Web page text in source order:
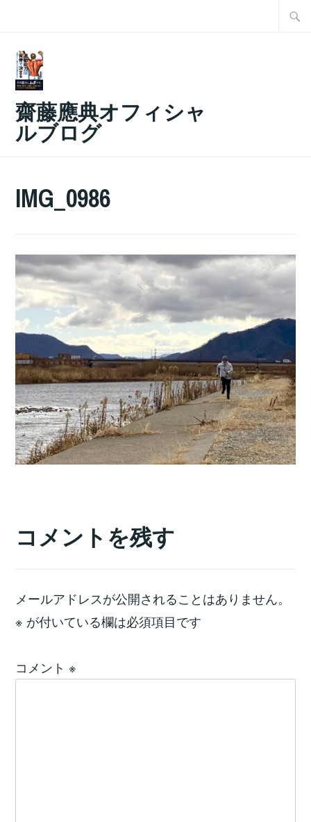
齋藤應典オフィシャ
ルブログ
IMG_0986
コメントを残す
メールアドレスが公開されることはありません。
※ が付いている欄は必須項目です
コメント ※